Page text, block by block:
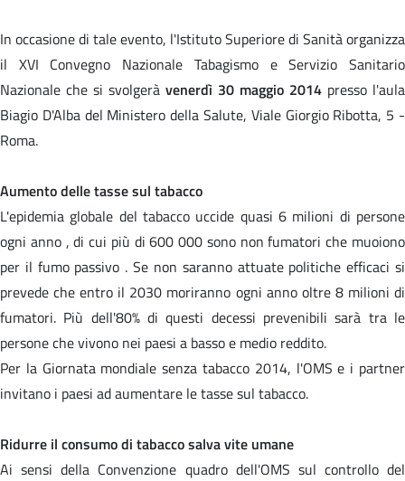
In occasione di tale evento, l'Istituto Superiore di Sanità organizza
il XVI Convegno Nazionale Tabagismo e Servizio Sanitario
Nazionale che si svolgerà venerdì 30 maggio 2014 presso l'aula
Biagio D'Alba del Ministero della Salute, Viale Giorgio Ribotta, 5 -
Roma.
Aumento delle tasse sul tabacco
L'epidemia globale del tabacco uccide quasi 6 milioni di persone
ogni anno , di cui più di 600 000 sono non fumatori che muoiono
per il fumo passivo . Se non saranno attuate politiche efficaci si
prevede che entro il 2030 moriranno ogni anno oltre 8 milioni di
fumatori. Più dell'80% di questi decessi prevenibili sarà tra le
persone che vivono nei paesi a basso e medio reddito.
Per la Giornata mondiale senza tabacco 2014, l'OMS e i partner
invitano i paesi ad aumentare le tasse sul tabacco.
Ridurre il consumo di tabacco salva vite umane
Ai sensi della Convenzione quadro dell'OMS sul controllo del